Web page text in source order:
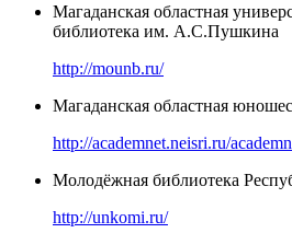
Магаданская областная
библиотека им. А.С.Пушкина
http://mounb.ru/
Магаданская областная
http://academnet.neisri.ru/
Молодёжная библиотека
http://unkomi.ru/